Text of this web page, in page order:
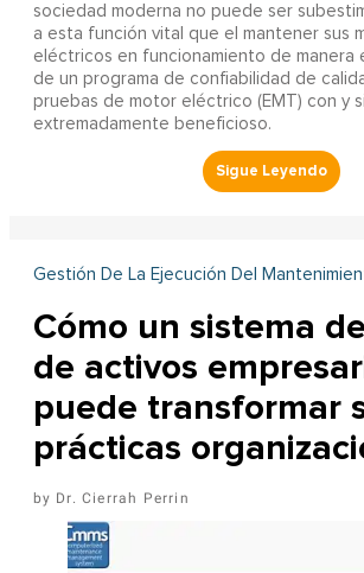
sociedad moderna no puede ser
a esta función vital que el mantener sus
eléctricos en funcionamiento de manera
de un programa de confiabilidad de
pruebas de motor eléctrico (EMT) con y
extremadamente beneficioso.
Gestión De La Ejecución Del
Cómo un sistema
de activos
puede transformar
prácticas
Dr. Cierrah Perrin